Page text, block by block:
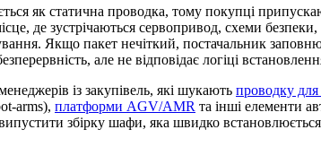
як статична проводка, тому покупці
де зустрічаються сервопривод, схеми
Якщо пакет нечіткий, постачальник
але не відповідає логіці
із закупівель, які шукають проводку
arms), платформи AGV/AMR та інші елементи
збірку шафи, яка швидко